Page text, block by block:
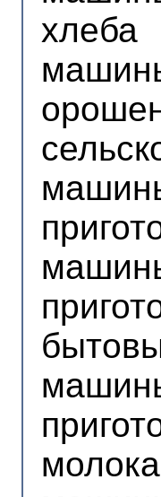
хлеба